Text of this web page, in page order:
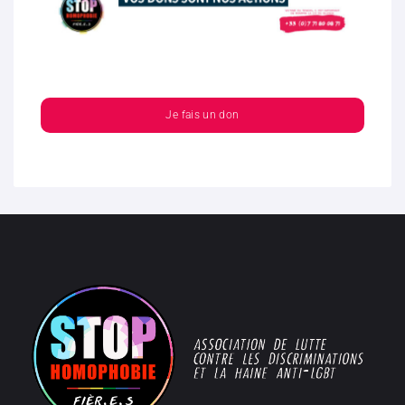
Je fais un don